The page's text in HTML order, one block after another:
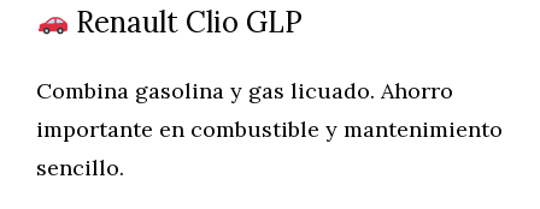
Renault Clio GLP
Combina gasolina y gas licuado. Ahorro
importante en combustible y mantenimiento
sencillo.